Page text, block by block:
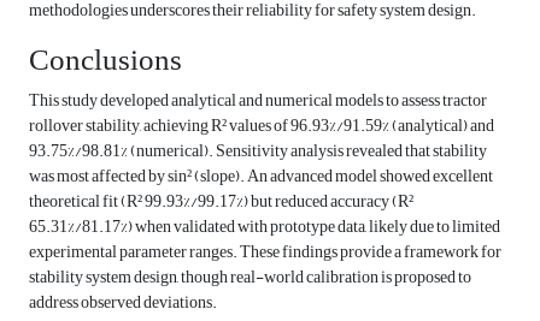
methodologies underscores their reliability for safety system design.
Conclusions
This study developed analytical and numerical models to assess tractor
rollover stability, achieving R² values of 96.93%/91.59% (analytical) and
93.75%/98.81% (numerical). Sensitivity analysis revealed that stability
was most affected by sin² (slope). An advanced model showed excellent
theoretical fit (R² 99.93%/99.17%) but reduced accuracy (R²
65.31%/81.17%) when validated with prototype data, likely due to limited
experimental parameter ranges. These findings provide a framework for
stability system design, though real-world calibration is proposed to
address observed deviations.